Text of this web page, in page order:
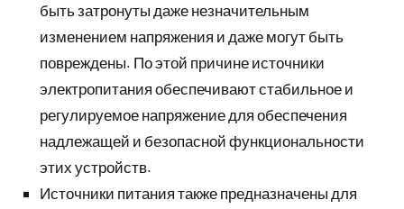
быть затронуты даже незначительным
изменением напряжения и даже могут быть
повреждены. По этой причине источники
электропитания обеспечивают стабильное и
регулируемое напряжение для обеспечения
надлежащей и безопасной функциональности
этих устройств.
Источники питания также предназначены для